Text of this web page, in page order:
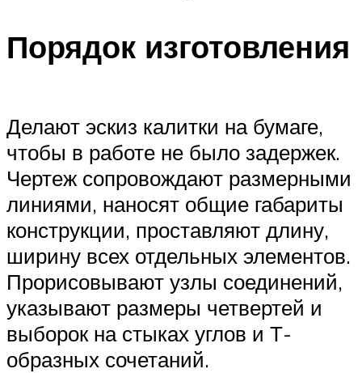
Порядок изготовления
Делают эскиз калитки на бумаге,
чтобы в работе не было задержек.
Чертеж сопровождают размерными
линиями, наносят общие габариты
конструкции, проставляют длину,
ширину всех отдельных элементов.
Прорисовывают узлы соединений,
указывают размеры четвертей и
выборок на стыках углов и Т-
образных сочетаний.